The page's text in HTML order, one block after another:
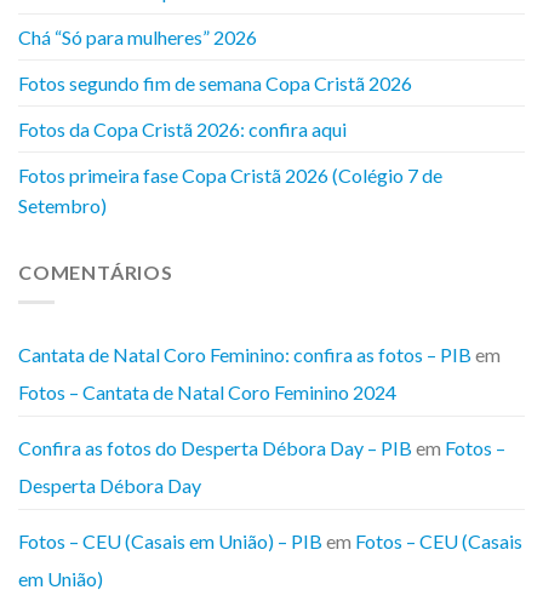
Chá “Só para mulheres” 2026
Fotos segundo fim de semana Copa Cristã 2026
Fotos da Copa Cristã 2026: confira aqui
Fotos primeira fase Copa Cristã 2026 (Colégio 7 de
Setembro)
COMENTÁRIOS
Cantata de Natal Coro Feminino: confira as fotos – PIB em
Fotos – Cantata de Natal Coro Feminino 2024
Confira as fotos do Desperta Débora Day – PIB em Fotos –
Desperta Débora Day
Fotos – CEU (Casais em União) – PIB em Fotos – CEU (Casais
em União)